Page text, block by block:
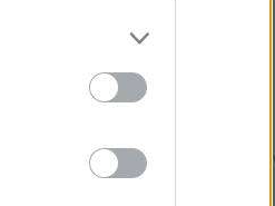
BIANCOeNERO
Puglia Due
Az eredeti Mikulás®
Puglia Uno